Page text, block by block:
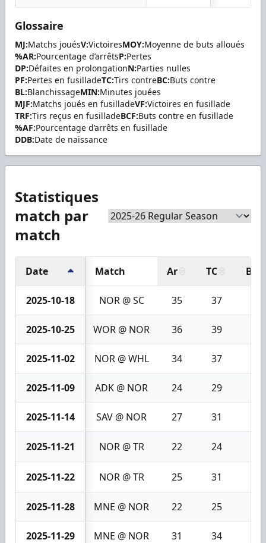
Glossaire
MJ:Matchs jouésV:VictoiresMOY:Moyenne de buts alloués
%AR:Pourcentage d’arrêtsP:Pertes
DP:Défaites en prolongationN:Parties nulles
PF:Pertes en fusilladeTC:Tirs contreBC:Buts contre
BL:BlanchissageMIN:Minutes jouées
MJF:Matchs joués en fusilladeVF:Victoires en fusillade
TRF:Tirs reçus en fusilladeBCF:Buts contre en fusillade
%AF:Pourcentage d’arrêts en fusillade
DDB:Date de naissance
Statistiques
match par
match
Date Match Ar TC BC
2025-10-18 NOR @ SC 35 37
2025-10-25 WOR @ NOR 36 39
2025-11-02 NOR @ WHL 34 37
2025-11-09 ADK @ NOR 24 29
2025-11-14 SAV @ NOR 27 31
2025-11-21 NOR @ TR 22 24
2025-11-22 NOR @ TR 25 31
2025-11-28 MNE @ NOR 22 25
2025-11-29 MNE @ NOR 31 34